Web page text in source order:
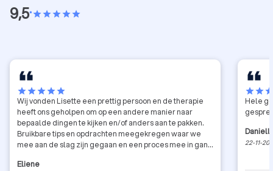
9,5•starstarstarstarstar
starstarstarstarstar
Wij vonden Lisette een prettig persoon en de therapie
heeft ons geholpen om op een andere manier naar
bepaalde dingen te kijken en/of anders aan te pakken.
Bruikbare tips en opdrachten meegekregen waar we
mee aan de slag zijn gegaan en een proces mee in gang
Eliene
starstar
Hele
22-11-